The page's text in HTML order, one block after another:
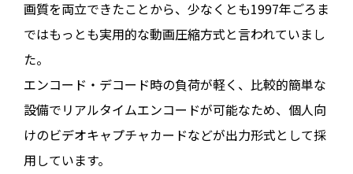
画質を両立できたことから、少なくとも1997年ごろま
ではもっとも実用的な動画圧縮方式と言われていまし
た。
エンコード・デコード時の負荷が軽く、比較的簡単な
設備でリアルタイムエンコードが可能なため、個人向
けのビデオキャプチャカードなどが出力形式として採
用しています。